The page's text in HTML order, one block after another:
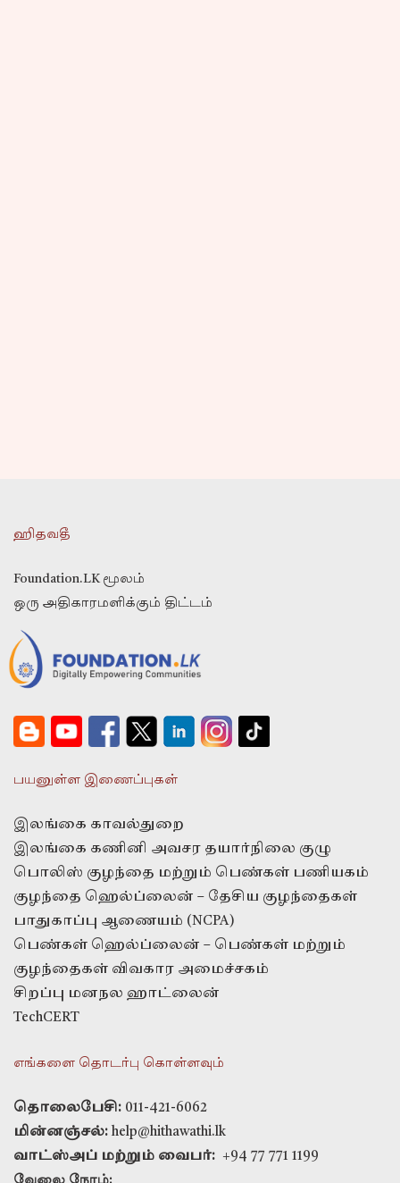
ஹிதவதீ
Foundation.LK மூலம்
ஒரு அதிகாரமளிக்கும் திட்டம்
பயனுள்ள இணைப்புகள்
இலங்கை காவல்துறை
இலங்கை கணினி அவசர தயார்நிலை குழு
பொலிஸ் குழந்தை மற்றும் பெண்கள் பணியகம்
குழந்தை ஹெல்ப்லைன் – தேசிய குழந்தைகள்
பாதுகாப்பு ஆணையம் (NCPA)
பெண்கள் ஹெல்ப்லைன் – பெண்கள் மற்றும்
குழந்தைகள் விவகார அமைச்சகம்
சிறப்பு மனநல ஹாட்லைன்
TechCERT
எங்களை தொடர்பு கொள்ளவும்
தொலைபேசி: 011-421-6062
மின்னஞ்சல்: help@hithawathi.lk
வாட்ஸ்அப் மற்றும் வைபர்: +94 77 771 1199
வேலை நேரம்: